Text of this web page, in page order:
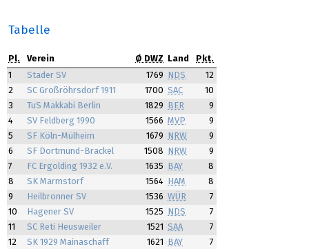
Tabelle
Pl. Verein Ø DWZ Land
Pkt.
1
Stader SV 1769 NDS
12
2
SC Großröhrsdorf 1911 1700 SAC
10
3
TuS Makkabi Berlin 1829 BER
9
4
SV Feldberg 1990 1566 MVP
9
5
SF Köln-Mülheim 1679 NRW
9
6
SF Dortmund-Brackel 1508 NRW
9
7
FC Ergolding 1932 e.V. 1635 BAY
8
8
SK Marmstorf 1564 HAM
8
9
Heilbronner SV 1536 WÜR
7
10
Hagener SV 1525 NDS
7
11
SC Reti Heusweiler 1521 SAA
7
12
SK 1929 Mainaschaff 1621 BAY
7